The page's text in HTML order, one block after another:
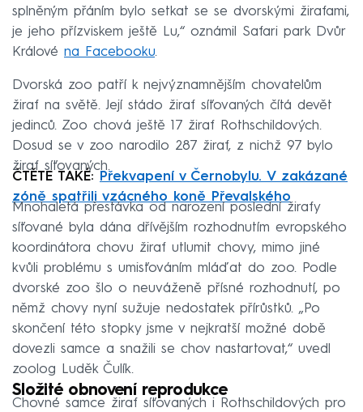
splněným přáním bylo setkat se se dvorskými žirafami,
je jeho přízviskem ještě Lu,“ oznámil Safari park Dvůr
Králové na Facebooku.
Dvorská zoo patří k nejvýznamnějším chovatelům
žiraf na světě. Její stádo žiraf síťovaných čítá devět
jedinců. Zoo chová ještě 17 žiraf Rothschildových.
Dosud se v zoo narodilo 287 žiraf, z nichž 97 bylo
žiraf síťovaných.
ČTĚTE TAKÉ:
Překvapení v Černobylu. V zakázané
zóně spatřili vzácného koně Převalského
Mnohaletá přestávka od narození poslední žirafy
síťované byla dána dřívějším rozhodnutím evropského
koordinátora chovu žiraf utlumit chovy, mimo jiné
kvůli problému s umisťováním mláďat do zoo. Podle
dvorské zoo šlo o neuváženě přísné rozhodnutí, po
němž chovy nyní sužuje nedostatek přírůstků. „Po
skončení této stopky jsme v nejkratší možné době
dovezli samce a snažili se chov nastartovat,“ uvedl
zoolog Luděk Čulík.
Složité obnovení reprodukce
Chovné samce žiraf síťovaných i Rothschildových pro